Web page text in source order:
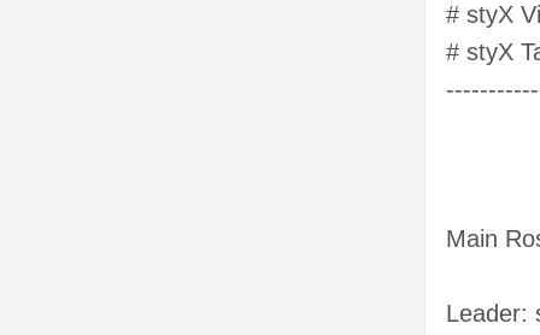
# styX
# styX
Main
Leader: